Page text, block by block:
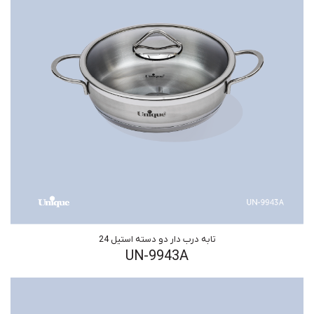
تابه درب دار دو دسته استیل 24
UN-9943A